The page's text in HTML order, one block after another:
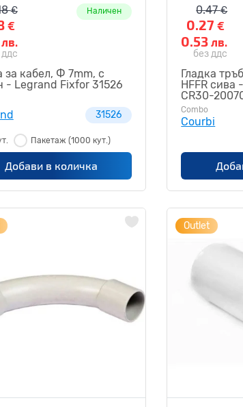
€
€
лв.
Наличен
за кабел, Ф 7mm, с
- Legrand Fixfor 31526
31526
Пакетаж (1000 кут.)
Добави в количка
0.47€
0.27€
0.53 лв.
без ддс
Гладка
HFFR сива
CR30-
Combo
Courbi
Outlet